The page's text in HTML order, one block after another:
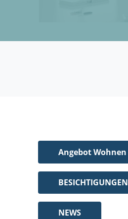
Angebot Wohnen
BESICHTIGUNGEN
NEWS